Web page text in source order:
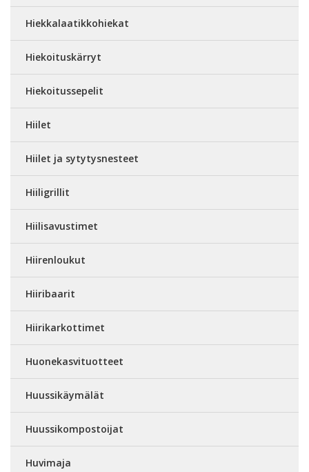
Hiekkalaatikkohiekat
Hiekoituskärryt
Hiekoitussepelit
Hiilet
Hiilet ja sytytysnesteet
Hiiligrillit
Hiilisavustimet
Hiirenloukut
Hiiribaarit
Hiirikarkottimet
Huonekasvituotteet
Huussikäymälät
Huussikompostoijat
Huvimaja